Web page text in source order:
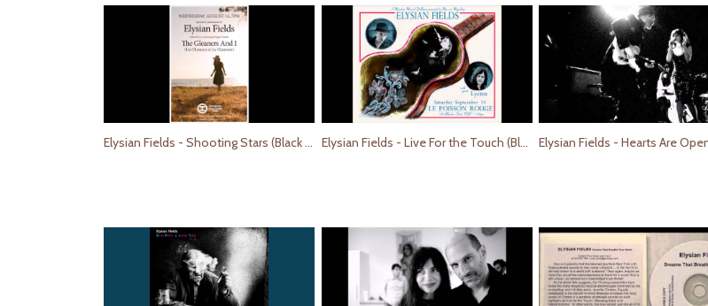
Elysian Fields - Shooting Stars (Black Sessions) Elysian Fields - Live For the Touch (Black Sessions)